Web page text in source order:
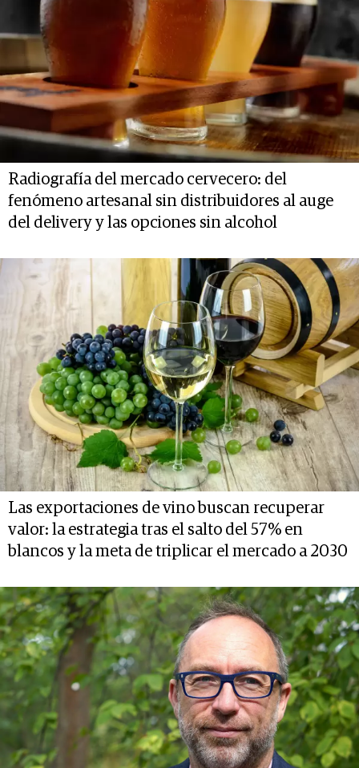
Radiografía del mercado cervecero: del
fenómeno artesanal sin distribuidores al auge
del delivery y las opciones sin alcohol
Las exportaciones de vino buscan recuperar
valor: la estrategia tras el salto del 57% en
blancos y la meta de triplicar el mercado a 2030